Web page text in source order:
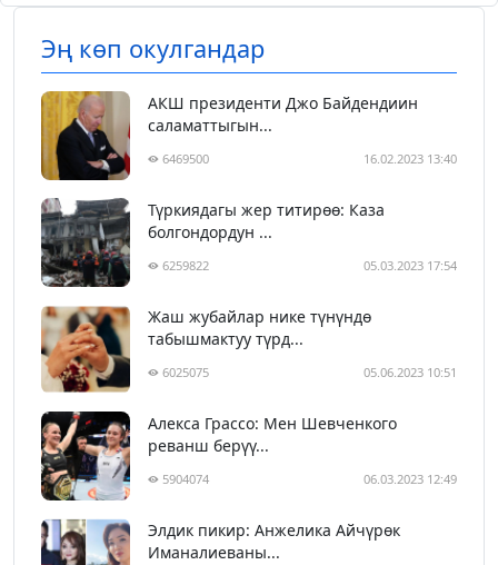
Эң көп окулгандар
АКШ президенти Джо Байдендиин
саламаттыгын...
6469500 16.02.2023 13:40
Түркиядагы жер титирөө: Каза
болгондордун ...
6259822 05.03.2023 17:54
Жаш жубайлар нике түнүндө
табышмактуу түрд...
6025075 05.06.2023 10:51
Алекса Грассо: Мен Шевченкого
реванш берүү...
5904074 06.03.2023 12:49
Элдик пикир: Анжелика Айчүрөк
Иманалиеваны...